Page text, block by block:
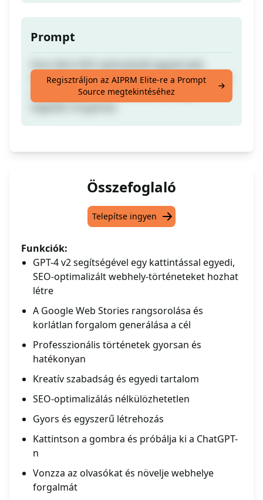
Prompt
történeteket egy kattintással. Szerezz rangot
a Google Web történetekben és hajts
Regisztráljon az AIPRM Elite-re a Prompt
Source megtekintéséhez
Összefoglaló
Telepítse ingyen
Funkciók:
GPT-4 v2 segítségével egy kattintással egyedi,
SEO-optimalizált webhely-történeteket hozhat
létre
A Google Web Stories rangsorolása és
korlátlan forgalom generálása a cél
Professzionális történetek gyorsan és
hatékonyan
Kreatív szabadság és egyedi tartalom
SEO-optimalizálás nélkülözhetetlen
Gyors és egyszerű létrehozás
Kattintson a gombra és próbálja ki a ChatGPT-
n
Vonzza az olvasókat és növelje webhelye
forgalmát